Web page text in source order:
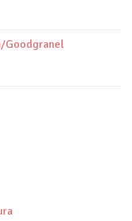
Goodgranel